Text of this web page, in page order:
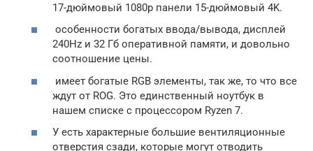
17-дюймовый 1080p панели 15-дюймовый 4K.
особенности богатых ввода/вывода, дисплей
240Hz и 32 Гб оперативной памяти, и довольно
соотношение цены.
имеет богатые RGB элементы, так же, то что все
ждут от ROG. Это единственный ноутбук в
нашем списке с процессором Ryzen 7.
У есть характерные большие вентиляционные
отверстия сзади, которые могут отводить